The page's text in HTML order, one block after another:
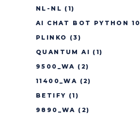
NL-NL (1)
AI CHAT BOT PYTHON 10
PLINKO (3)
QUANTUM AI (1)
9500_WA (2)
11400_WA (2)
BETIFY (1)
9890_WA (2)